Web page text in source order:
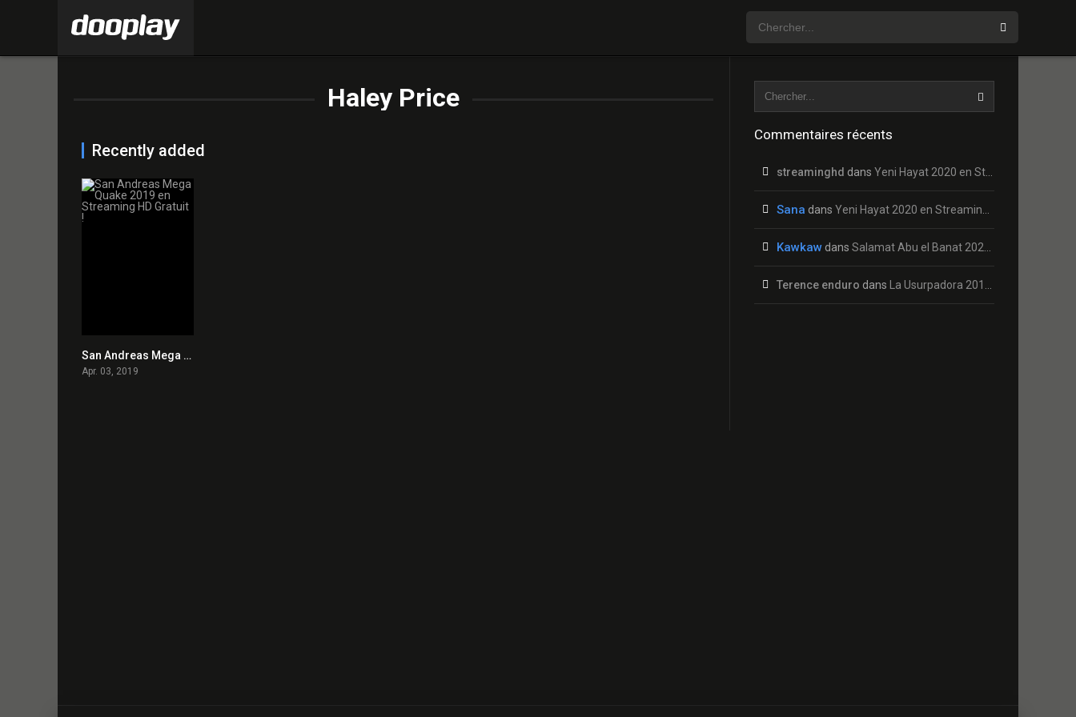
Haley Price
Recently added
2.3San Andreas Mega Quake 2019 en Streaming HD Gratuit !
Apr. 03, 2019
Commentaires récents
streaminghd dans Yeni Hayat 2020 en Streaming HD Gratuit !
Sana dans Yeni Hayat 2020 en Streaming HD Gratuit !
Kawkaw dans Salamat Abu el Banat 2020 en Streaming HD Gratuit !
Terence enduro dans La Usurpadora 2019 en Streaming HD Gratuit !